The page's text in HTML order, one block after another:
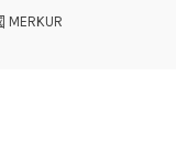
MERKUR